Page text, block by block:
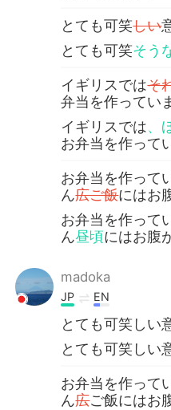
とても可笑しい
とても可笑そう
イギリスではそ
弁当を作ってい
イギリスでは、
お弁当を作って
お弁当を作って
ん広ご飯にはお
お弁当を作って
ん昼頃にはお腹
madoka
JP EN
とても可笑しい
とても可笑しい
お弁当を作って
ん広ご飯にはお